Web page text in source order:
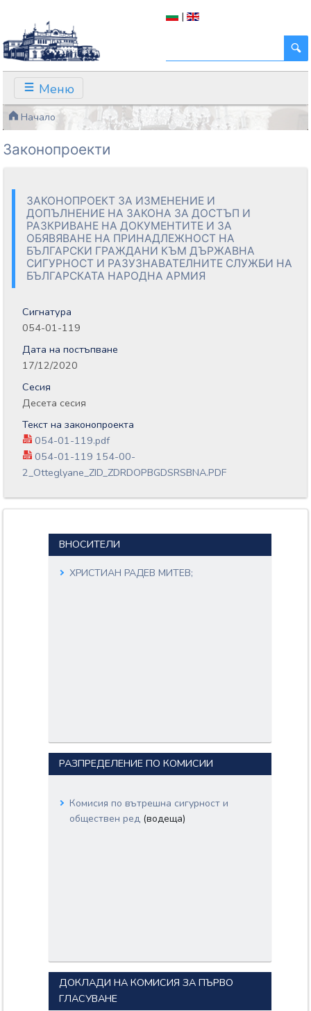
|
Меню
Начало
Законопроекти
ЗАКОНОПРОЕКТ ЗА ИЗМЕНЕНИЕ И
ДОПЪЛНЕНИЕ НА ЗАКОНА ЗА ДОСТЪП И
РАЗКРИВАНЕ НА ДОКУМЕНТИТЕ И ЗА
ОБЯВЯВАНЕ НА ПРИНАДЛЕЖНОСТ НА
БЪЛГАРСКИ ГРАЖДАНИ КЪМ ДЪРЖАВНА
СИГУРНОСТ И РАЗУЗНАВАТЕЛНИТЕ СЛУЖБИ НА
БЪЛГАРСКАТА НАРОДНА АРМИЯ
Сигнатура
054-01-119
Дата на постъпване
17/12/2020
Сесия
Десета сесия
Текст на законопроекта
054-01-119.pdf
054-01-119 154-00-
2_Otteglyane_ZID_ZDRDOPBGDSRSBNA.PDF
ВНОСИТЕЛИ
ХРИСТИАН РАДЕВ МИТЕВ;
РАЗПРЕДЕЛЕНИЕ ПО КОМИСИИ
Комисия по вътрешна сигурност и
обществен ред (водеща)
ДОКЛАДИ НА КОМИСИЯ ЗА ПЪРВО
ГЛАСУВАНЕ